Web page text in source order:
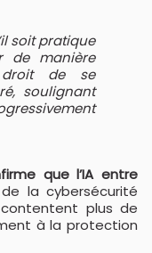
soit pratique
de manière
de se
soulignant
que l’IA entre
la cybersécurité
plus de
à la protection